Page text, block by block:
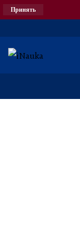
Принять